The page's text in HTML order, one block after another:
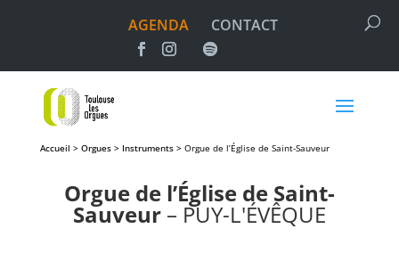
AGENDA CONTACT
Accueil > Orgues > Instruments > Orgue de l’Église de Saint-Sauveur
Orgue de l’Église de Saint-
Sauveur – PUY-L'ÉVÊQUE